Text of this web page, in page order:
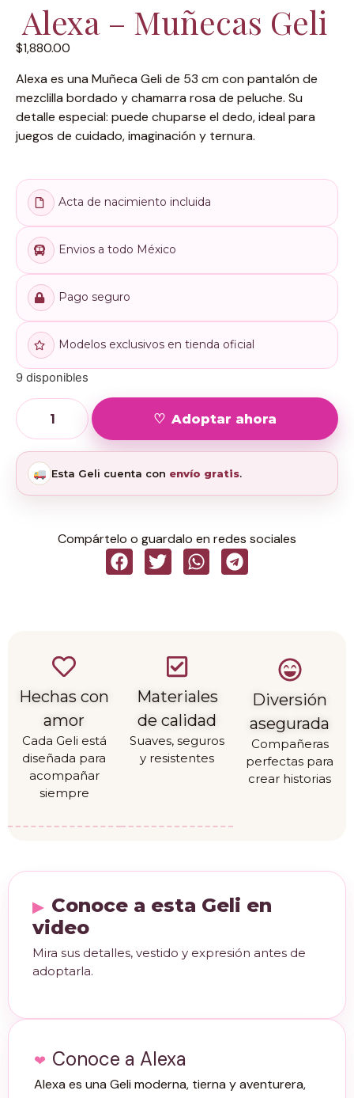
Alexa – Muñecas Geli
$1,880.00
Alexa es una Muñeca Geli de 53 cm con pantalón de
mezclilla bordado y chamarra rosa de peluche. Su
detalle especial: puede chuparse el dedo, ideal para
juegos de cuidado, imaginación y ternura.
Acta de nacimiento incluida
Envios a todo México
Pago seguro
Modelos exclusivos en tienda oficial
9 disponibles
Adoptar ahora
Esta Geli cuenta con envío gratis.
Compártelo o guardalo en redes sociales
Hechas con
amor
Cada Geli está
diseñada para
acompañar
siempre
Materiales
de calidad
Suaves, seguros
y resistentes
Diversión
asegurada
Compañeras
perfectas para
crear historias
Conoce a esta Geli en
video
Mira sus detalles, vestido y expresión antes de
adoptarla.
Conoce a Alexa
Alexa es una Geli moderna, tierna y aventurera,